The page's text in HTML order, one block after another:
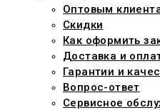
Оптовым
Скидки
Как оформить
Доставка и
Гарантии и
Вопрос-ответ
Сервисное